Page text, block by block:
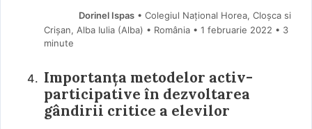
Dorinel Ispas• Colegiul Național Horea, Cloșca si
Crișan, Alba Iulia (Alba) • România
1 februarie 2022 • 3
minute
Importanța metodelor activ-
participative în dezvoltarea
gândirii critice a elevilor